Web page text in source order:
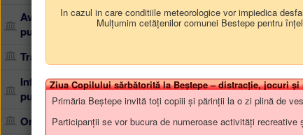
Avertizor de interes
public
Transparența decizională
Informaţii de interes
public
Organizare
In cazul in care conditiile meteorologice vor impiedica
Mulțumim cetățenilor comunei Bestepe pentru
Ziua Copilului sărbătorită la Beștepe – distracție, jocuri
Primăria Beștepe invită toți copiii și părinții la o zi plină de
Participanții se vor bucura de numeroase activități recreative